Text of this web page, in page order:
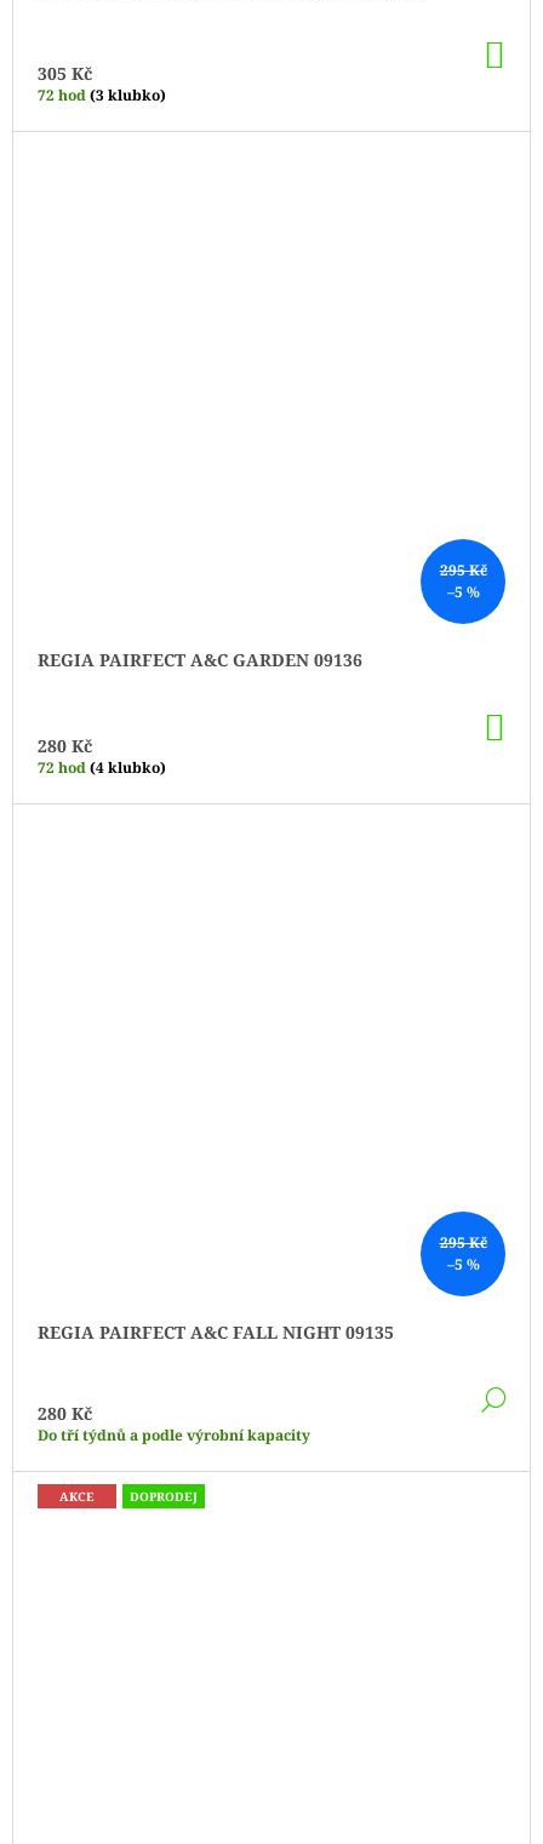
305 Kč
72 hod(3 klubko)
295 Kč
–5 %
REGIA PAIRFECT A&C GARDEN 09136
280 Kč
72 hod(4 klubko)
295 Kč
–5 %
REGIA PAIRFECT A&C FALL NIGHT 09135
280 Kč
Do tří týdnů a podle výrobní kapacity
AKCE DOPRODEJ